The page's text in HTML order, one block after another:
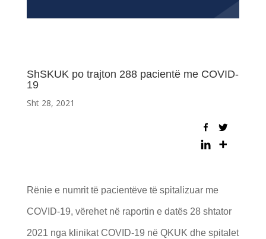
ShSKUK po trajton 288 pacientë me COVID-
19
Sht 28, 2021
Rënie e numrit të pacientëve të spitalizuar me
COVID-19, vërehet në raportin e datës 28 shtator
2021 nga klinikat COVID-19 në QKUK dhe spitalet